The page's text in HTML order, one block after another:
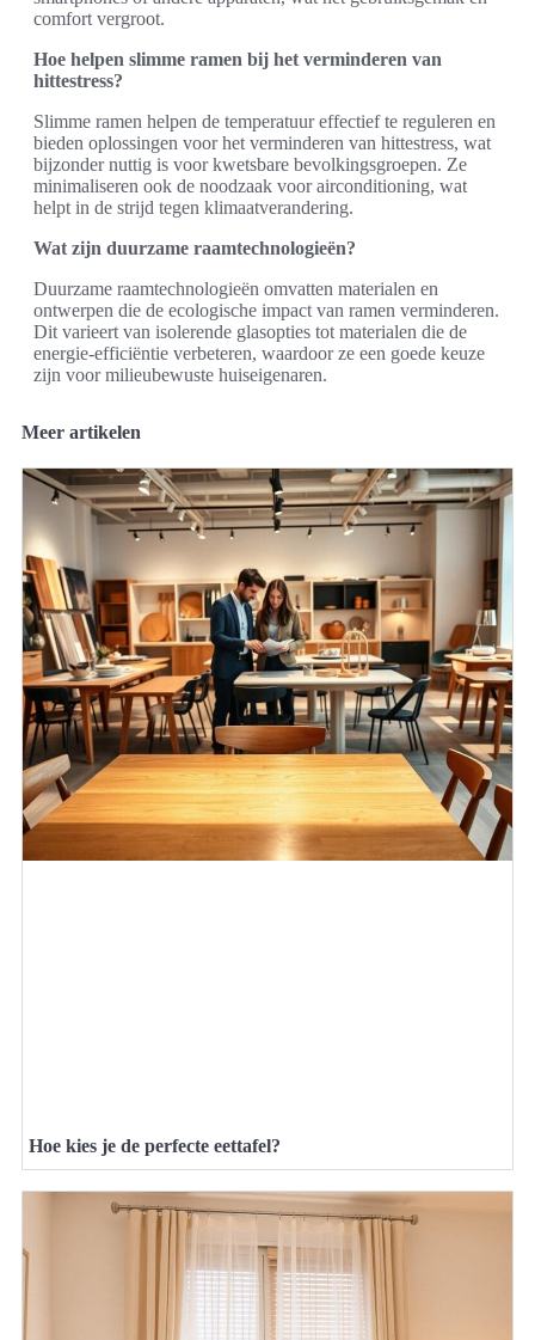
comfort vergroot.
Hoe helpen slimme ramen bij het verminderen van
hittestress?
Slimme ramen helpen de temperatuur effectief te reguleren en
bieden oplossingen voor het verminderen van hittestress, wat
bijzonder nuttig is voor kwetsbare bevolkingsgroepen. Ze
minimaliseren ook de noodzaak voor airconditioning, wat
helpt in de strijd tegen klimaatverandering.
Wat zijn duurzame raamtechnologieën?
Duurzame raamtechnologieën omvatten materialen en
ontwerpen die de ecologische impact van ramen verminderen.
Dit varieert van isolerende glasopties tot materialen die de
energie-efficiëntie verbeteren, waardoor ze een goede keuze
zijn voor milieubewuste huiseigenaren.
Meer artikelen
Hoe kies je de perfecte eettafel?